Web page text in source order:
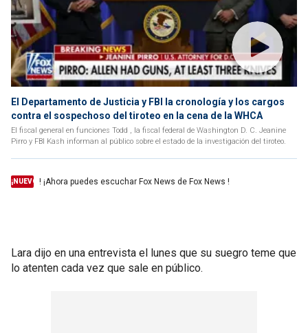
El Departamento de Justicia y FBI la cronología y los cargos
contra el sospechoso del tiroteo en la cena de la WHCA
El fiscal general en funciones Todd , la fiscal federal de Washington D. C. Jeanine
Pirro y FBI Kash informan al público sobre el estado de la investigación del tiroteo.
¡NUEVO ! ¡Ahora puedes escuchar Fox News de Fox News !
Lara dijo en una entrevista el lunes que su suegro teme que
lo atenten cada vez que sale en público.